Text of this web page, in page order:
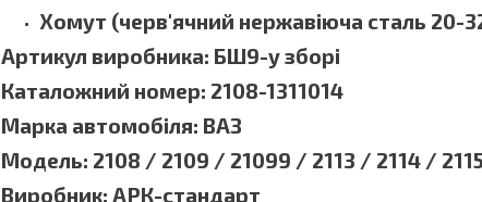
Хомут (черв'ячний нержавіюча сталь
Артикул виробника: БШ9-у зборі
Каталожний номер: 2108-1311014
Марка автомобіля: ВАЗ
Модель: 2108 / 2109 / 21099 / 2113 / 2114 /
Виробник: АРК-стандарт